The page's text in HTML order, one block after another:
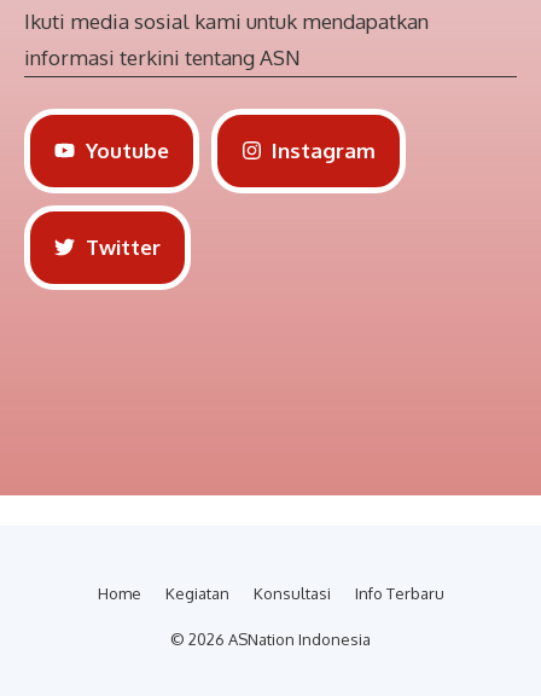
Ikuti media sosial kami untuk mendapatkan
informasi terkini tentang ASN
Youtube Instagram
Twitter
Home Kegiatan Konsultasi Info Terbaru
© 2026 ASNation Indonesia